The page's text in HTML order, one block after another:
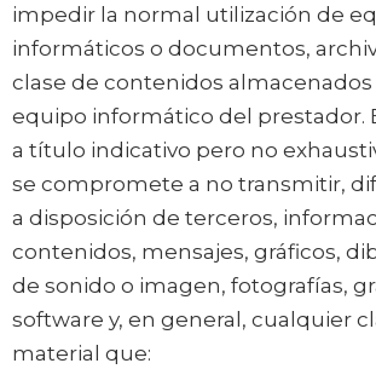
impedir la normal utilización de
informáticos o documentos,
clase de contenidos
equipo informático del prestador.
a título indicativo pero no
se compromete a no transmitir,
a disposición de terceros,
contenidos, mensajes, gráficos,
de sonido o imagen, fotografías,
software y, en general, cualquier
material que: